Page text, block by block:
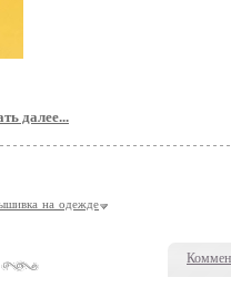
далее...
на одежде